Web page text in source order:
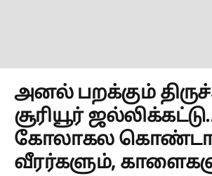
அனல் பறக்கும்
சூரியூர்
கோலாகல
வீரர்களும்,